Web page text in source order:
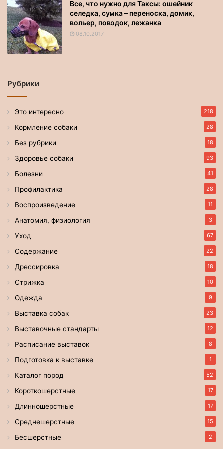
Все, что нужно для Таксы: ошейник
селедка, сумка – переноска, домик,
вольер, поводок, лежанка
08.10.2017
Рубрики
Это интересно 218
Кормление собаки 28
Без рубрики 18
Здоровье собаки 93
Болезни 41
Профилактика 28
Воспроизведение 11
Анатомия, физиология 3
Уход 67
Содержание 22
Дрессировка 18
Стрижка 10
Одежда 9
Выставка собак 23
Выставочные стандарты 12
Расписание выставок 8
Подготовка к выставке 1
Каталог пород 52
Короткошерстные 17
Длинношерстные 17
Среднешерстные 15
Бесшерстные 2